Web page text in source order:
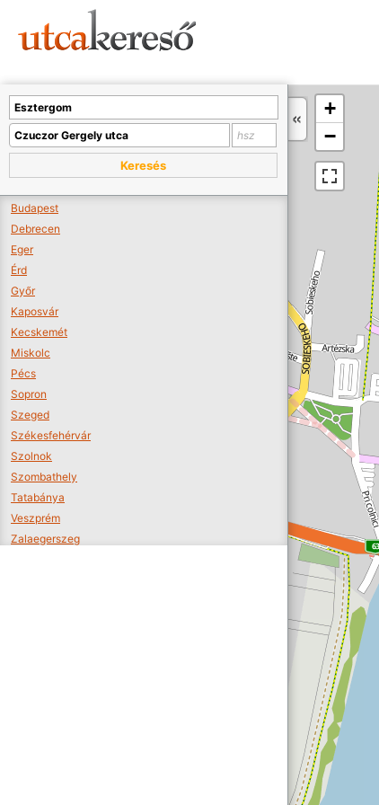
+
−
Keresés
Budapest
Debrecen
Eger
Érd
Győr
Kaposvár
Kecskemét
Miskolc
Pécs
Sopron
Szeged
Székesfehérvár
Szolnok
Szombathely
Tatabánya
Veszprém
Zalaegerszeg
A térképet kicsinyíteni kell, hogy látszódjanak a boltok.
Boltok látszódjanak >>